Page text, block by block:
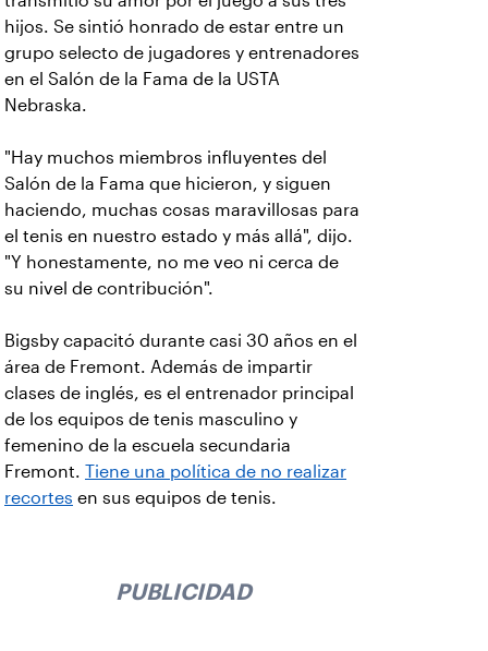
hijos. Se sintió honrado de estar entre un
grupo selecto de jugadores y entrenadores
en el Salón de la Fama de la USTA
Nebraska.
"Hay muchos miembros influyentes del
Salón de la Fama que hicieron, y siguen
haciendo, muchas cosas maravillosas para
el tenis en nuestro estado y más allá", dijo.
"Y honestamente, no me veo ni cerca de
su nivel de contribución".
Bigsby capacitó durante casi 30 años en el
área de Fremont. Además de impartir
clases de inglés, es el entrenador principal
de los equipos de tenis masculino y
femenino de la escuela secundaria
Fremont. Tiene una política de no realizar
recortes en sus equipos de tenis.
PUBLICIDAD